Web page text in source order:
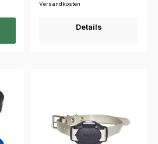
Versandkosten
Details